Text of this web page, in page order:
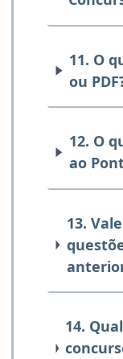
11. O
ou
12. O
ao
13.
14.